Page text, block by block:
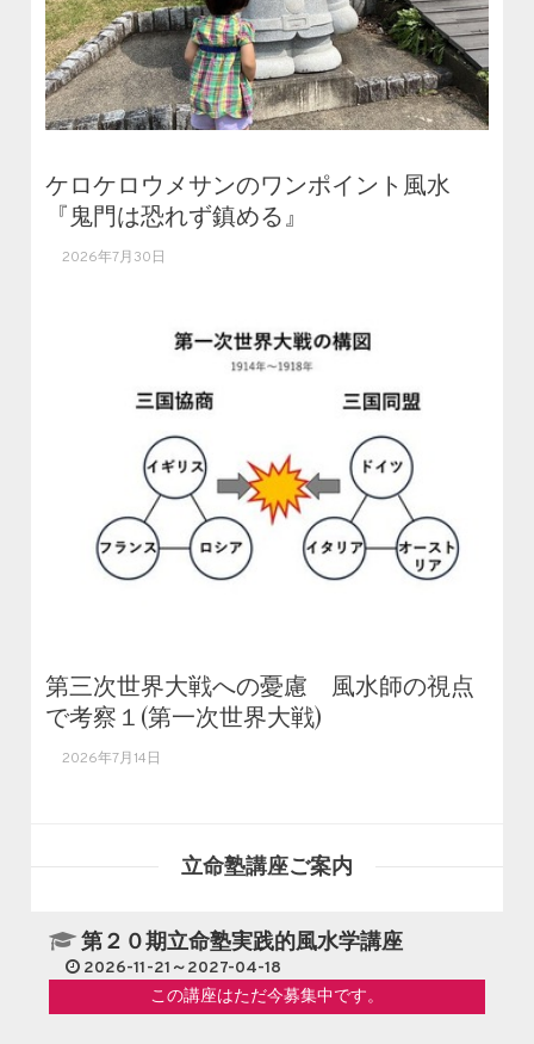
ケロケロウメサンのワンポイント風水
『鬼門は恐れず鎮める』
2026年7月30日
第三次世界大戦への憂慮 風水師の視点
で考察１(第一次世界大戦)
2026年7月14日
立命塾講座ご案内
第２０期立命塾実践的風水学講座
2026-11-21～2027-04-18
この講座はただ今募集中です。